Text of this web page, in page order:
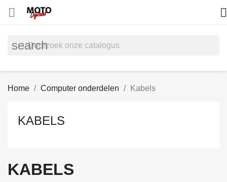
 
search
Home Computer onderdelen Kabels
KABELS
KABELS